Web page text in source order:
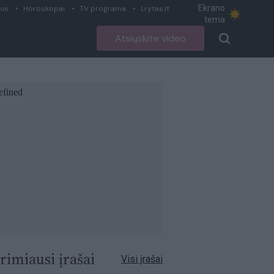
Horoskopai TV programa Lrytas.lt
Ekrano
tema
Atsiųskite video
įrašai Visi įrašai